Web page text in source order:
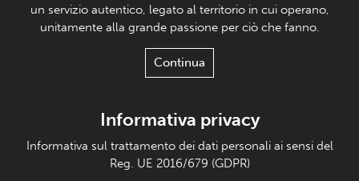
un servizio autentico, legato al territorio in cui operano,
unitamente alla grande passione per ciò che fanno.
Continua
Informativa privacy
Informativa sul trattamento dei dati personali ai sensi del
Reg. UE 2016/679 (GDPR)